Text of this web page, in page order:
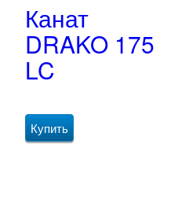
Канат
DRAKO 175
LC
Купить